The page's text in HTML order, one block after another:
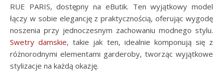
RUE PARIS, dostępny na eButik. Ten wyjątkowy model
łączy w sobie elegancję z praktycznością, oferując wygodę
noszenia przy jednoczesnym zachowaniu modnego stylu.
Swetry damskie, takie jak ten, idealnie komponują się z
różnorodnymi elementami garderoby, tworząc wyjątkowe
stylizacje na każdą okazję.